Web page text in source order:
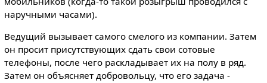
наручными часами).
Ведущий вызывает самого смелого из компании. Затем
он просит присутствующих сдать свои сотовые
телефоны, после чего раскладывает их на полу в ряд.
Затем он объясняет добровольцу, что его задача -